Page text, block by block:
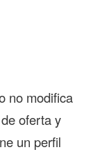
no modifica
oferta y
un perfil